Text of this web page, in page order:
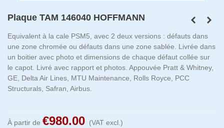
Plaque TAM 146040 HOFFMANN
Equivalent à la cale PSM5, avec 2 deux versions : défauts dans
une zone chromée ou défauts dans une zone sablée. Livrée dans
un boitier avec photo et dimensions de chaque défaut collée sur
le capot. Livré avec rapport et photos. Appouvée Pratt & Whitney,
GE, Delta Air Lines, MTU Maintenance, Rolls Royce, PCC
Structurals, Safran, Airbus.
À partir de €980.00 (VAT excl.)